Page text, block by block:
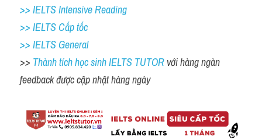
>> IELTS Intensive Reading
>> IELTS Cấp tốc
>> IELTS General
>> Thành tích học sinh IELTS TUTOR với hàng ngàn
feedback được cập nhật hàng ngày